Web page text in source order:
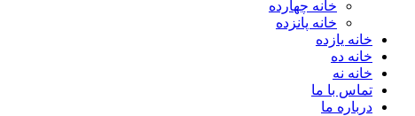
خانه چهارده
خانه پانزده
خانه یازده
خانه ده
خانه نه
تماس با ما
درباره ما